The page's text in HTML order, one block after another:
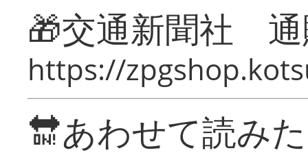
🎁交通新聞社
https://
🔛あわせて読み